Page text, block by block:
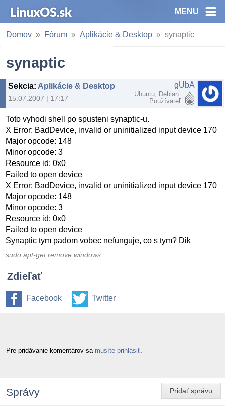
MENU
Domov Fórum Aplikácie & Desktop synaptic
synaptic
Sekcia: Aplikácie & Desktop
15.07.2007 | 17:17
gUbA
Ubuntu, Debian
Používateľ
Toto vyhodi shell po spusteni synaptic-u.
X Error: BadDevice, invalid or uninitialized input device 170
Major opcode: 148
Minor opcode: 3
Resource id: 0x0
Failed to open device
X Error: BadDevice, invalid or uninitialized input device 170
Major opcode: 148
Minor opcode: 3
Resource id: 0x0
Failed to open device
Synaptic tym padom vobec nefunguje, co s tym? Dik
sudo apt-get remove windows
Zdieľať
Facebook Twitter
Pre pridávanie komentárov sa musíte prihlásiť
Pridať správu
Správy